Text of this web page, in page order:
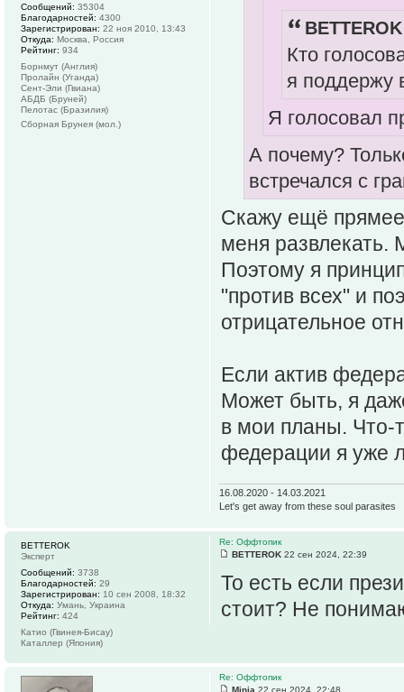
Кто
я поддержу
Я голосовал
А почему?
встречался с
Скажу ещё
меня развлекать.
Поэтому я
"против всех" и
отрицательное
Если актив
Может быть, я
в мои планы. Что-
федерации я уже
16.08.2020 - 14.03.2021
Let's get away from these soul parasites
Сообщений: 35304
Благодарностей: 4300
Зарегистрирован: 22 ноя 2010, 13:43
Откуда: Москва, Россия
Рейтинг: 934
Борнмут (Англия)
Пролайн (Уганда)
Сент-Эли (Гвиана)
АБДБ (Бруней)
Пелотас (Бразилия)
Сборная Брунея (мол.)
Re: Оффтопик
BETTEROK 22 сен 2024, 22:39
То есть если
стоит? Не
BETTEROK
Эксперт
Сообщений: 3738
Благодарностей: 29
Зарегистрирован: 10 сен 2008, 18:32
Откуда: Умань, Украина
Рейтинг: 424
Катио (Гвинея-Бисау)
Каталлер (Япония)
Re: Оффтопик
Minia 22 сен 2024, 22:48